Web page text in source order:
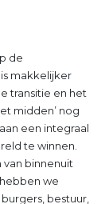
de
makkelijker
transitie en het
midden’ nog
een integraal
te winnen.
binnenuit
we
bestuur,